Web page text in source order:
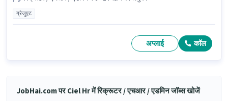
ग्रेजुएट
अप्लाई कॉल
JobHai.com पर Ciel Hr में रिक्रूटर / एचआर / एडमिन जॉब्स खोजें